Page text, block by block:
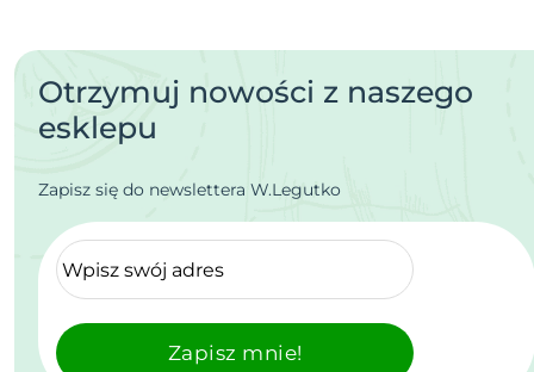
Otrzymuj nowości z naszego
esklepu
Zapisz się do newslettera W.Legutko
Zapisz mnie!